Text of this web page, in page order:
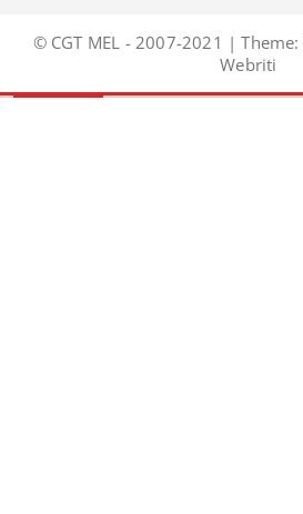
© CGT MEL - 2007-2021 | Theme:
Webriti